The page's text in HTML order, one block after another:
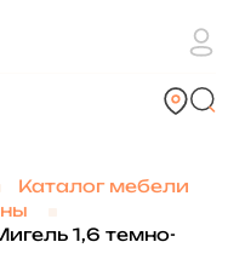
Каталог мебели
1,6 темно-